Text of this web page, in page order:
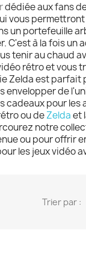
dédiée aux fans
vous
un portefeuille
C'est à la fois un
tenir au chaud
rétro et vous
Zelda est parfait
envelopper de
pour les
ou deZeldaet
notre
ou pour offrir
les jeux vidéo
Trier par :